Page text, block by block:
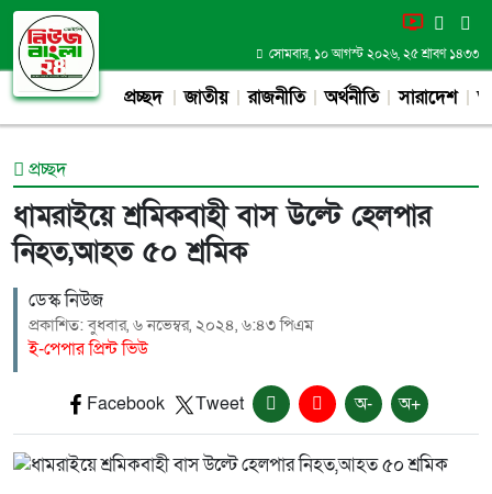
সোমবার, ১০ আগস্ট ২০২৬, ২৫ শ্রাবণ ১৪৩৩
প্রচ্ছদ জাতীয় রাজনীতি অর্থনীতি সারাদেশ
প্রচ্ছদ
ধামরাইয়ে শ্রমিকবাহী বাস উল্টে হেলপার
নিহত,আহত ৫০ শ্রমিক
ডেস্ক নিউজ
প্রকাশিত: বুধবার, ৬ নভেম্বর, ২০২৪, ৬:৪৩ পিএম
ই-পেপার প্রিন্ট ভিউ
Facebook Tweet অ- অ+